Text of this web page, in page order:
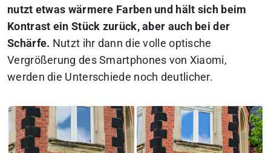
nutzt etwas wärmere Farben und hält sich beim
Kontrast ein Stück zurück, aber auch bei der
Schärfe. Nutzt ihr dann die volle optische
Vergrößerung des Smartphones von Xiaomi,
werden die Unterschiede noch deutlicher.